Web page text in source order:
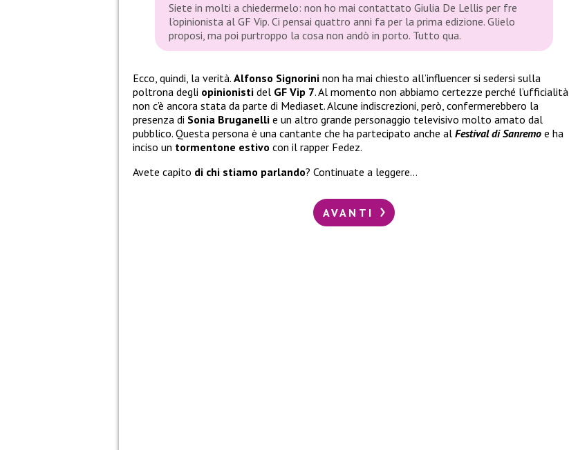
Siete in molti a chiedermelo: non ho mai contattato Giulia De Lellis per fre
l’opinionista al GF Vip. Ci pensai quattro anni fa per la prima edizione. Glielo
proposi, ma poi purtroppo la cosa non andò in porto. Tutto qua.
Ecco, quindi, la verità. Alfonso Signorini non ha mai chiesto all’influencer si sedersi sulla
poltrona degli opinionisti del GF Vip 7. Al momento non abbiamo certezze perché l’ufficialità
non c’è ancora stata da parte di Mediaset. Alcune indiscrezioni, però, confermerebbero la
presenza di Sonia Bruganelli e un altro grande personaggio televisivo molto amato dal
pubblico. Questa persona è una cantante che ha partecipato anche al Festival di Sanremo e ha
inciso un tormentone estivo con il rapper Fedez.
Avete capito di chi stiamo parlando? Continuate a leggere…
AVANTI